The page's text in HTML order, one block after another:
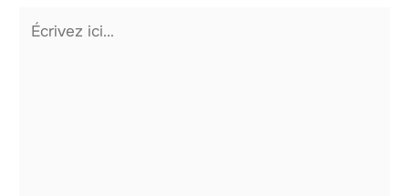
Écrivez
ici…